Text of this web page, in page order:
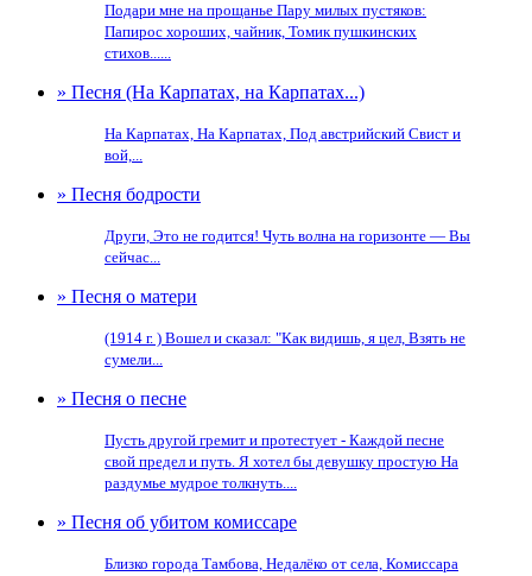
Подари мне на прощанье Пару милых пустяков:
Папирос хороших, чайник, Томик пушкинских
стихов......
» Песня (На Карпатах, на Карпатах...)
На Карпатах, На Карпатах, Под австрийский Свист и
вой,...
» Песня бодрости
Други, Это не годится! Чуть волна на горизонте — Вы
сейчас...
» Песня о матери
(1914 г. ) Вошел и сказал: "Как видишь, я цел, Взять не
сумели...
» Песня о песне
Пусть другой гремит и протестует - Каждой песне
свой предел и путь. Я хотел бы девушку простую На
раздумье мудрое толкнуть....
» Песня об убитом комиссаре
Близко города Тамбова, Недалёко от села, Комиссара